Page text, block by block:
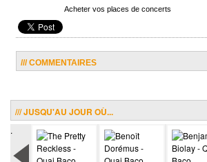
Acheter vos places de concerts
/// COMMENTAIRES
/// JUSQU'AU JOUR OÙ...
.